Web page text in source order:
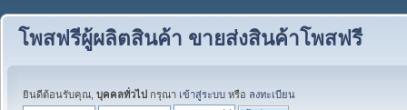
โพสฟรีผู้ผลิตสินค้า ขายส่งสินค้าโพสฟรี
ยินดีต้อนรับคุณ, บุคคลทั่วไป กรุณา เข้าสู่ระบบ หรือ ลงทะเบียน